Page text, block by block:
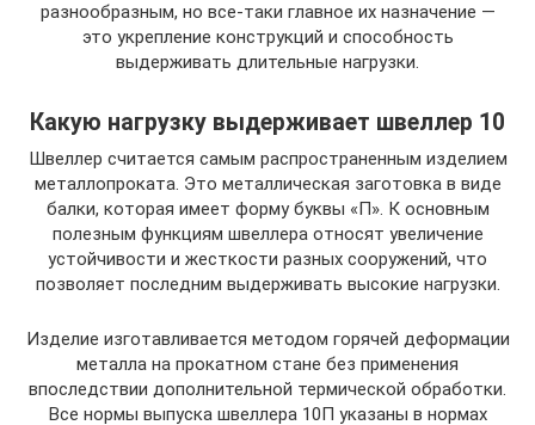
разнообразным, но все-таки главное их назначение —
это укрепление конструкций и способность
выдерживать длительные нагрузки.
Какую нагрузку выдерживает швеллер 10
Швеллер считается самым распространенным изделием
металлопроката. Это металлическая заготовка в виде
балки, которая имеет форму буквы «П». К основным
полезным функциям швеллера относят увеличение
устойчивости и жесткости разных сооружений, что
позволяет последним выдерживать высокие нагрузки.
Изделие изготавливается методом горячей деформации
металла на прокатном стане без применения
впоследствии дополнительной термической обработки.
Все нормы выпуска швеллера 10П указаны в нормах